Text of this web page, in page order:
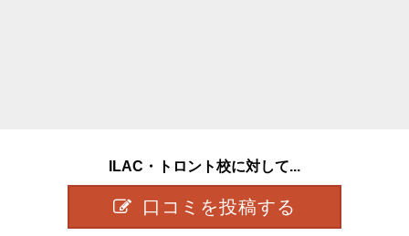
ILAC・トロント校に対して...
口コミを投稿する